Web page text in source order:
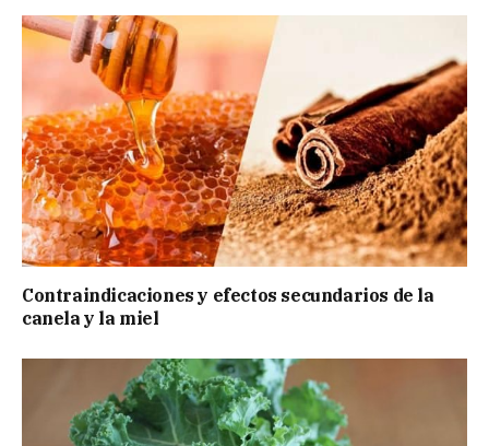
Contraindicaciones y efectos secundarios de la
canela y la miel